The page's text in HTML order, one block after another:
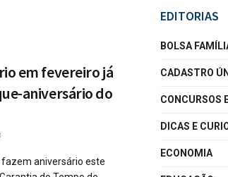
em fevereiro já
aniversário do
aniversário este
EDITORIAS
BOLSA
CADASTRO
CONCURSOS
DICAS E
ECONOMIA